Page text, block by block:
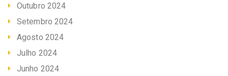
Outubro 2024
Setembro 2024
Agosto 2024
Julho 2024
Junho 2024